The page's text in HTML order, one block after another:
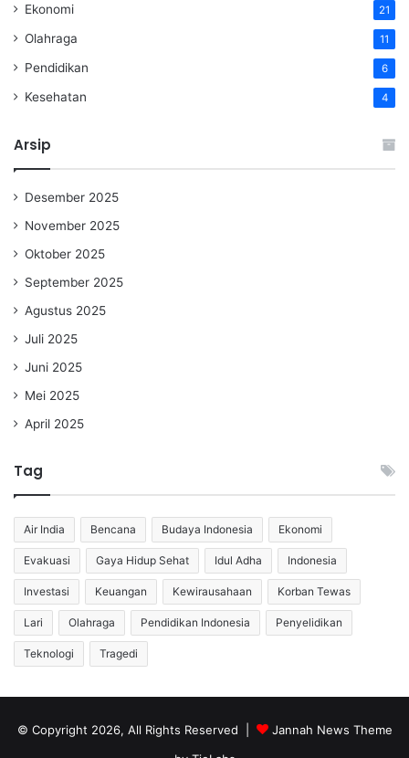
Ekonomi 21
Olahraga 11
Pendidikan 6
Kesehatan 4
Arsip
Desember 2025
November 2025
Oktober 2025
September 2025
Agustus 2025
Juli 2025
Juni 2025
Mei 2025
April 2025
Tag
Air India Bencana Budaya Indonesia Ekonomi
Evakuasi Gaya Hidup Sehat Idul Adha Indonesia
Investasi Keuangan Kewirausahaan Korban Tewas
Lari Olahraga Pendidikan Indonesia Penyelidikan
Teknologi Tragedi
© Copyright 2026, All Rights Reserved |
Jannah News Theme